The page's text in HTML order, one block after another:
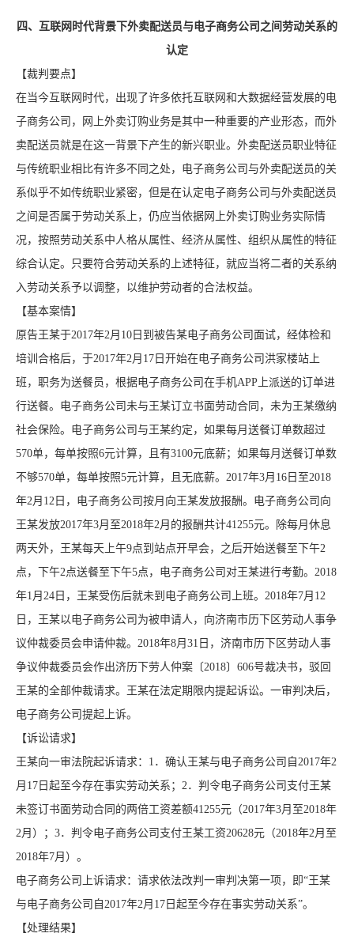
四、互联网时代背景下外卖配送员与电子商务公司之间劳动关系的
认定
【裁判要点】
在当今互联网时代，出现了许多依托互联网和大数据经营发展的电
子商务公司，网上外卖订购业务是其中一种重要的产业形态，而外
卖配送员就是在这一背景下产生的新兴职业。外卖配送员职业特征
与传统职业相比有许多不同之处，电子商务公司与外卖配送员的关
系似乎不如传统职业紧密，但是在认定电子商务公司与外卖配送员
之间是否属于劳动关系上，仍应当依据网上外卖订购业务实际情
况，按照劳动关系中人格从属性、经济从属性、组织从属性的特征
综合认定。只要符合劳动关系的上述特征，就应当将二者的关系纳
入劳动关系予以调整，以维护劳动者的合法权益。
【基本案情】
原告王某于2017年2月10日到被告某电子商务公司面试，经体检和
培训合格后，于2017年2月17日开始在电子商务公司洪家楼站上
班，职务为送餐员，根据电子商务公司在手机APP上派送的订单进
行送餐。电子商务公司未与王某订立书面劳动合同，未为王某缴纳
社会保险。电子商务公司与王某约定，如果每月送餐订单数超过
570单，每单按照6元计算，且有3100元底薪；如果每月送餐订单数
不够570单，每单按照5元计算，且无底薪。2017年3月16日至2018
年2月12日，电子商务公司按月向王某发放报酬。电子商务公司向
王某发放2017年3月至2018年2月的报酬共计41255元。除每月休息
两天外，王某每天上午9点到站点开早会，之后开始送餐至下午2
点，下午2点送餐至下午5点，电子商务公司对王某进行考勤。2018
年1月24日，王某受伤后就未到电子商务公司上班。2018年7月12
日，王某以电子商务公司为被申请人，向济南市历下区劳动人事争
议仲裁委员会申请仲裁。2018年8月31日，济南市历下区劳动人事
争议仲裁委员会作出济历下劳人仲案〔2018〕606号裁决书，驳回
王某的全部仲裁请求。王某在法定期限内提起诉讼。一审判决后，
电子商务公司提起上诉。
【诉讼请求】
王某向一审法院起诉请求：1．确认王某与电子商务公司自2017年2
月17日起至今存在事实劳动关系；2．判令电子商务公司支付王某
未签订书面劳动合同的两倍工资差额41255元（2017年3月至2018年
2月）；3．判令电子商务公司支付王某工资20628元（2018年2月至
2018年7月）。
电子商务公司上诉请求：请求依法改判一审判决第一项，即“王某
与电子商务公司自2017年2月17日起至今存在事实劳动关系”。
【处理结果】